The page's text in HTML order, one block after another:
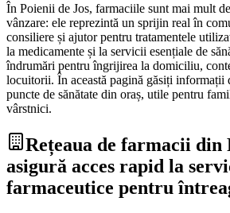
În Poienii de Jos, farmaciile sunt mai mult
vânzare: ele reprezintă un sprijin real în
consiliere și ajutor pentru tratamentele
la medicamente și la servicii esențiale de
îndrumări pentru îngrijirea la domiciliu,
locuitorii. În această pagină găsiți informații
puncte de sănătate din oraș, utile pentru
vârstnici.
Rețeaua de farmacii din
asigură acces rapid la
farmaceutice pentru